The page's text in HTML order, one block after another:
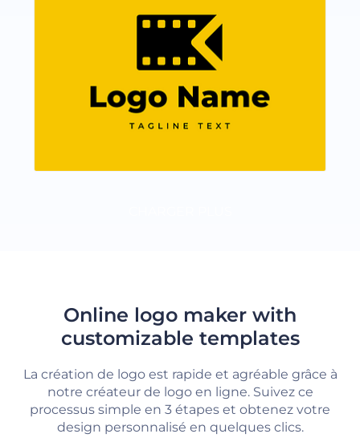
Online logo maker with
customizable templates
La création de logo est rapide et agréable grâce à
notre créateur de logo en ligne. Suivez ce
processus simple en 3 étapes et obtenez votre
design personnalisé en quelques clics.